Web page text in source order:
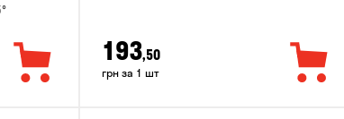
193,50
грн за 1 шт